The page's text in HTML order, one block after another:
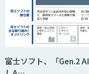
富士ソフト、「Gen.2